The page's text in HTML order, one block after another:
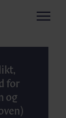
Menu
for
og